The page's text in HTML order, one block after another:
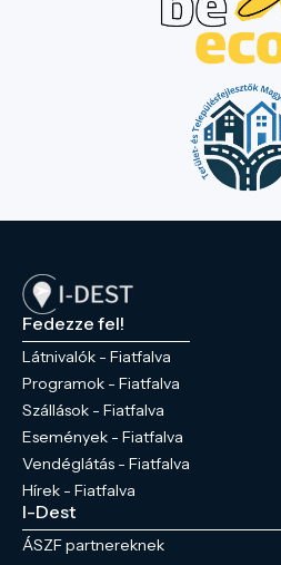
Fedezze fel!
Látnivalók - Fiatfalva
Programok - Fiatfalva
Szállások - Fiatfalva
Események - Fiatfalva
Vendéglátás - Fiatfalva
Hírek - Fiatfalva
I-Dest
ÁSZF partnereknek